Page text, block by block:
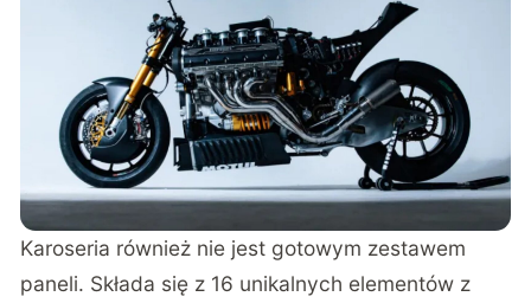
Karoseria również nie jest gotowym zestawem
paneli. Składa się z 16 unikalnych elementów z